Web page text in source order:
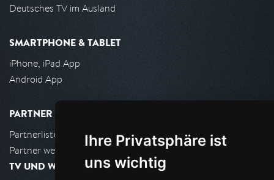
Ihre Privatsphäre ist
uns wichtig
Deutsches TV im Ausland
SMARTPHONE & TABLET
iPhone, iPad App
Android App
PARTNER
Partnerliste
Partner werden
TV UND WOHNZIMMER